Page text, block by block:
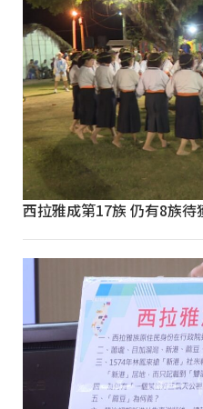
西拉雅成第17族 仍有8族待